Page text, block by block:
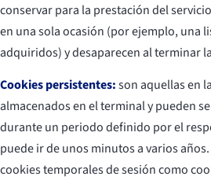
conservar para la prestación del
en una sola ocasión (por ejemplo, una
adquiridos) y desaparecen al terminar
Cookies persistentes:son aquellas en
almacenados en el terminal y pueden
durante un periodo definido por el
puede ir de unos minutos a varios
cookies temporales de sesión como